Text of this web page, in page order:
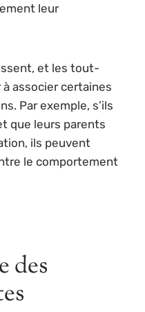
leur
et les tout-
associer certaines
Par exemple, s’ils
que leurs parents
ils peuvent
le comportement
des